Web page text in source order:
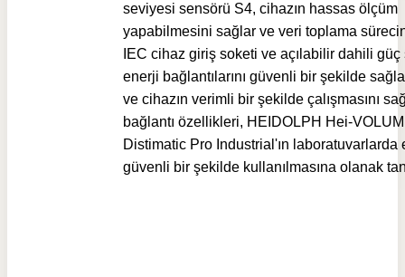
seviyesi sensörü S4, cihazın hassas ölçüm
yapabilmesini sağlar ve veri toplama
IEC cihaz giriş soketi ve açılabilir dahili güç
enerji bağlantılarını güvenli bir şekilde
ve cihazın verimli bir şekilde çalışmasını
bağlantı özellikleri, HEIDOLPH Hei-
Distimatic Pro Industrial'ın laboratuvarlarda
güvenli bir şekilde kullanılmasına olanak